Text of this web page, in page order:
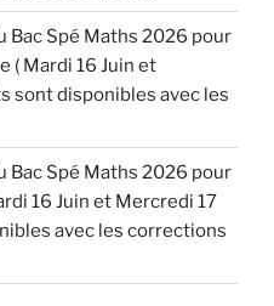
Bac Spé Maths 2026 pour
( Mardi 16 Juin et
sont disponibles avec les
Bac Spé Maths 2026 pour
16 Juin et Mercredi 17
avec les corrections